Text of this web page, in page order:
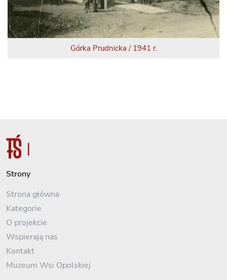
Górka Prudnicka / 1941 r.
Strony
Strona główna
Kategorie
O projekcie
Wspierają nas
Kontakt
Muzeum Wsi Opolskiej